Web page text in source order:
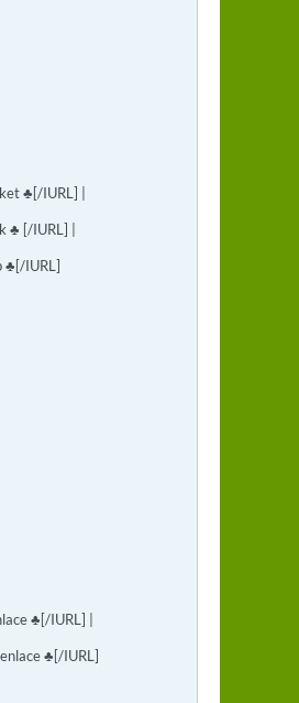
♣[/IURL] |
[/IURL] |
♣[/IURL]
♣[/IURL] |
♣[/IURL]